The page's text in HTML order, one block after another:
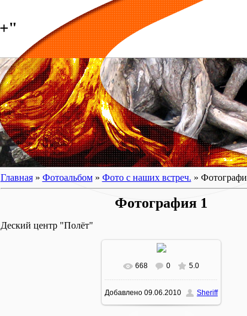
Главная» Фотоальбом» Фото с наших встреч. »
Фотография 1
Деский центр "Полёт"
В реальном размере
1500x1125/ 114.6Kb
668 0 5.0
Добавлено 09.06.2010 Sheriff